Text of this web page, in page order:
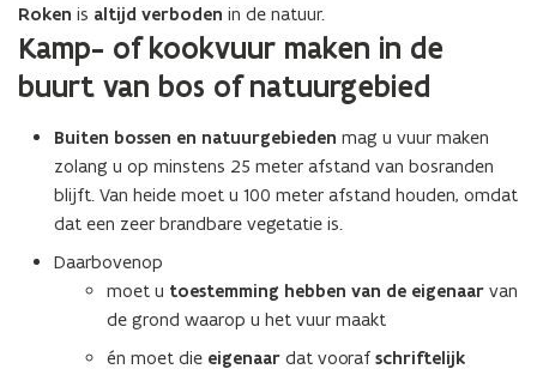
)
v
e
n
t
e
r
)
Roken is altijd verboden in de natuur.
Kamp- of kookvuur maken in de
buurt van bos of natuurgebied
Buiten bossen en natuurgebieden mag u vuur maken
zolang u op minstens 25 meter afstand van bosranden
blijft. Van heide moet u 100 meter afstand houden, omdat
dat een zeer brandbare vegetatie is.
Daarbovenop
moet u toestemming hebben van de eigenaar van
de grond waarop u het vuur maakt
én moet die eigenaar dat voorafschriftelijk